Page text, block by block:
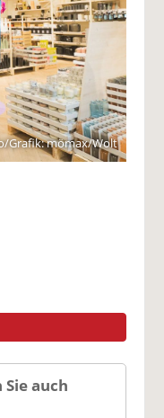
Grafik: mömax/Wolt
auch